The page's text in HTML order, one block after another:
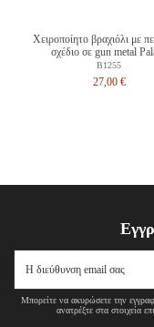
Χειροποίητο βραχιόλι με
σχέδιο σε gun metal
B1255
27,00 €
Μπορείτε να ακυρώσετε την
ανατρέξτε στα στοιχεία